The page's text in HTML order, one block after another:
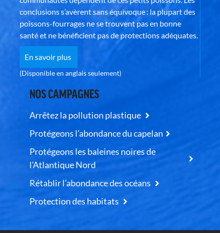
conclusions s’avèrent sans équivoque : la plupart des
poissons-fourrages ne se trouvent pas en bonne
santé et ne bénéficient pas de protections adéquates.
En savoir plus
(Disponible en anglais seulement)
NOS CAMPAGNES
Arrêtez la pollution plastique
Protégeons l’abondance du capelan
Protégeons les baleines noires de
l’Atlantique Nord
Rétablir l’abondance des océans
Protection des habitats